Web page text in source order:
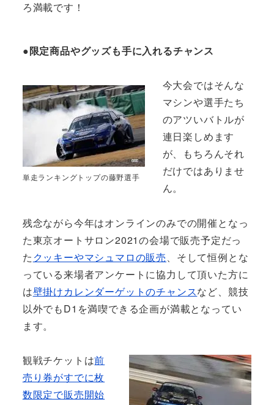
ろ満載です！
●限定商品やグッズも手に入れるチャンス
単走ランキングトップの藤野選手
今大会ではそんな
マシンや選手たち
のアツいバトルが
連日楽しめます
が、もちろんそれ
だけではありませ
ん。
残念ながら今年はオンラインのみでの開催となっ
た東京オートサロン2021の会場で販売予定だっ
た クッキーやマシュマロの販売、そして恒例とな
っている来場者アンケートに協力して頂いた方に
は壁掛けカレンダーゲットのチャンスなど、競技
以外でもD1を満喫できる企画が満載となってい
ます。
観戦チケットは前
売り券がすでに枚
数限定で販売開始